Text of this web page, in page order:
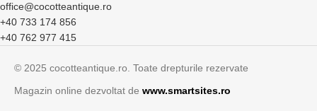
office@cocotteantique.ro
+40 733 174 856
+40 762 977 415
© 2025 cocotteantique.ro. Toate drepturile rezervate
Magazin online dezvoltat de www.smartsites.ro